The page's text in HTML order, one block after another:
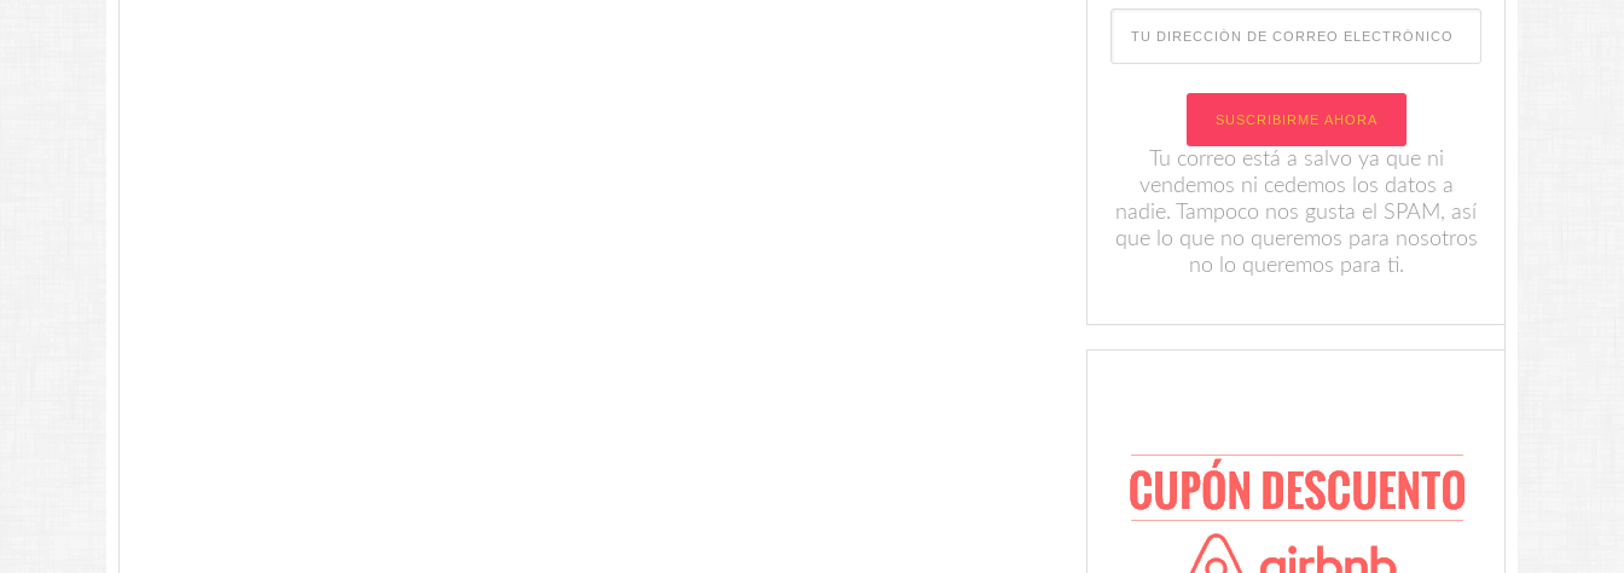
Tu correo está a salvo ya que ni
vendemos ni cedemos los datos a
nadie. Tampoco nos gusta el SPAM, así
que lo que no queremos para nosotros
no lo queremos para ti.